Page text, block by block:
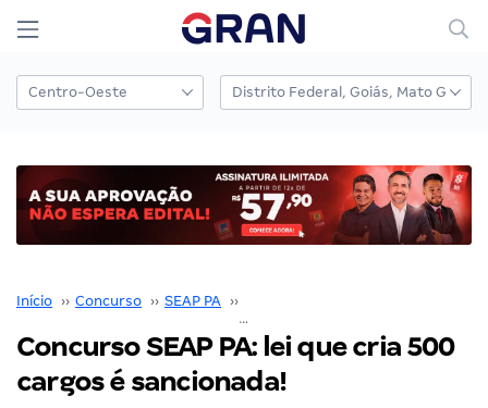
Início ›› Concurso ›› SEAP PA ››
Concurso SEAP PA: lei que cria 500
cargos é sancionada!